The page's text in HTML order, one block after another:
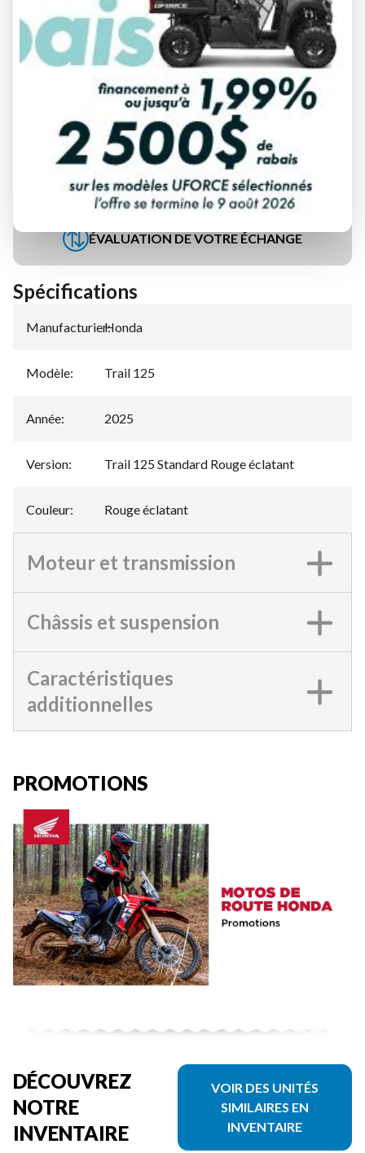
DEMANDE DE FINANCEMENT
ÉVALUATION DE VOTRE ÉCHANGE
Spécifications
Manufacturier:
Honda
Modèle: Trail 125
Année: 2025
Version: Trail 125 Standard Rouge éclatant
Couleur: Rouge éclatant
Moteur et transmission
Châssis et suspension
Caractéristiques
additionnelles
PROMOTIONS
DÉCOUVREZ
NOTRE
INVENTAIRE
VOIR DES UNITÉS
SIMILAIRES EN
INVENTAIRE